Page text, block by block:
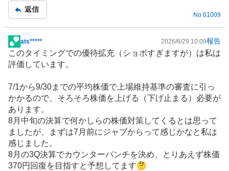
返信
No. 61009
掲
示
板
事
ats***** 2026/6/29 10:09報告
このタイミングでの優待拡充（ショボすぎますが）は私は
評価しています。
7/1から9/30までの平均株価で上場維持基準の審査に引っ
かかるので、そろそろ株価を上げる（下げ止まる）必要が
あります。
8月中旬の決算で何かしらの株価対策してくるとは思って
ましたが、まずは7月前にジャブからって感じかなと私は
感じました。
8月の3Q決算でカウンターパンチを決め、とりあえず株価
370円回復を目指すと予想してます🤔